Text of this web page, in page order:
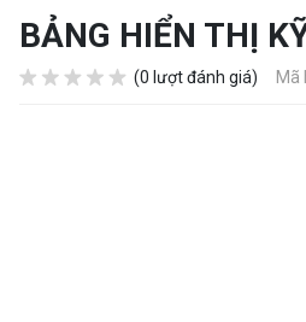
BẢNG HIỂN THỊ
(0 lượt đánh giá) Mã